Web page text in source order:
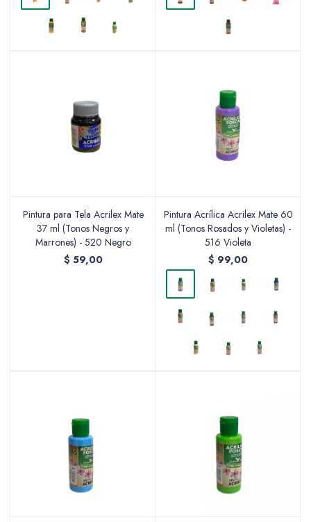
Pintura para Tela Acrilex Mate
37 ml (Tonos Negros y
Marrones) - 520 Negro
$ 59,00
Pintura Acrílica Acrilex Mate 60
ml (Tonos Rosados y Violetas) -
516 Violeta
$ 99,00